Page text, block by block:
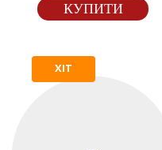
КУПИТИ
ХІТ